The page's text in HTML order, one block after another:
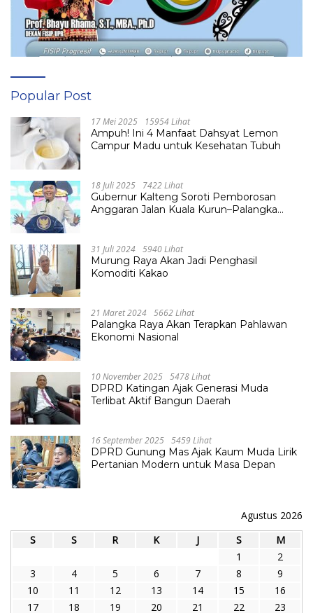
Popular Post
17 Mei 2025 15954 Lihat
Ampuh! Ini 4 Manfaat Dahsyat Lemon
Campur Madu untuk Kesehatan Tubuh
18 Juli 2025 7422 Lihat
Gubernur Kalteng Soroti Pemborosan
Anggaran Jalan Kuala Kurun–Palangka
31 Juli 2024 5940 Lihat
Murung Raya Akan Jadi Penghasil
Komoditi Kakao
21 Maret 2024 5662 Lihat
Palangka Raya Akan Terapkan Pahlawan
Ekonomi Nasional
10 November 2025 5478 Lihat
DPRD Katingan Ajak Generasi Muda
Terlibat Aktif Bangun Daerah
16 September 2025 5459 Lihat
DPRD Gunung Mas Ajak Kaum Muda Lirik
Pertanian Modern untuk Masa Depan
Agustus 2026
S
S R K J S
M
1
2
3
4 5 6 7 8
9
10
11 12 13 14 15
16
17
18 19 20 21 22 23